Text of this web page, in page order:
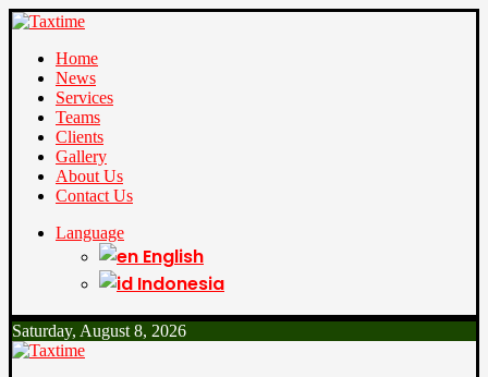
Home
News
Services
Teams
Clients
Gallery
About Us
Contact Us
Language
English
Indonesia
Saturday, August 8, 2026